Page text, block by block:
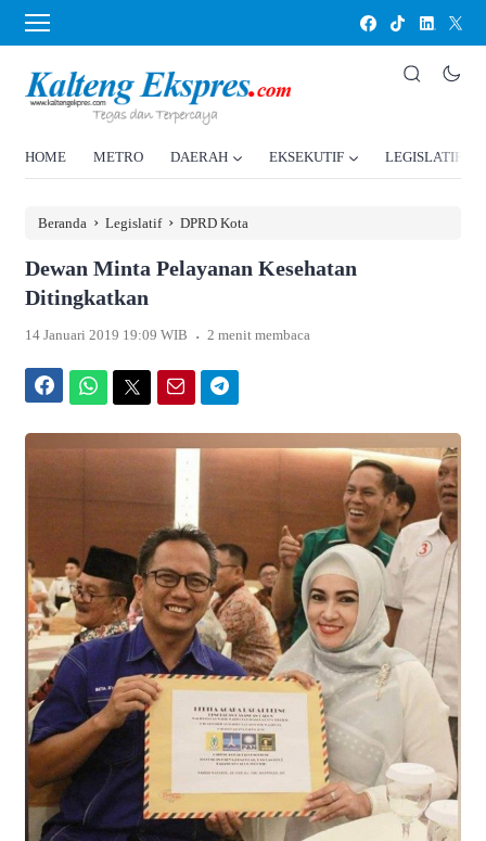
HOME METRO DAERAH EKSEKUTIF LEGISLATIF
Beranda › Legislatif › DPRD Kota
Dewan Minta Pelayanan Kesehatan
Ditingkatkan
14 Januari 2019 19:09 WIB . 2 menit membaca